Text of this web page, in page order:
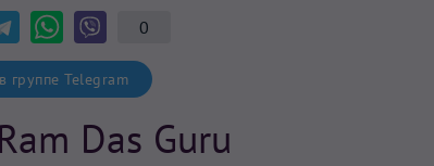
0
группе Telegram
Das Guru